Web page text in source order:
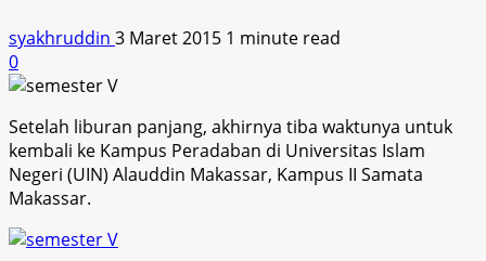
syakhruddin 3 Maret 2015 1 minute read
0
Setelah liburan panjang, akhirnya tiba waktunya untuk
kembali ke Kampus Peradaban di Universitas Islam
Negeri (UIN) Alauddin Makassar, Kampus II Samata
Makassar.